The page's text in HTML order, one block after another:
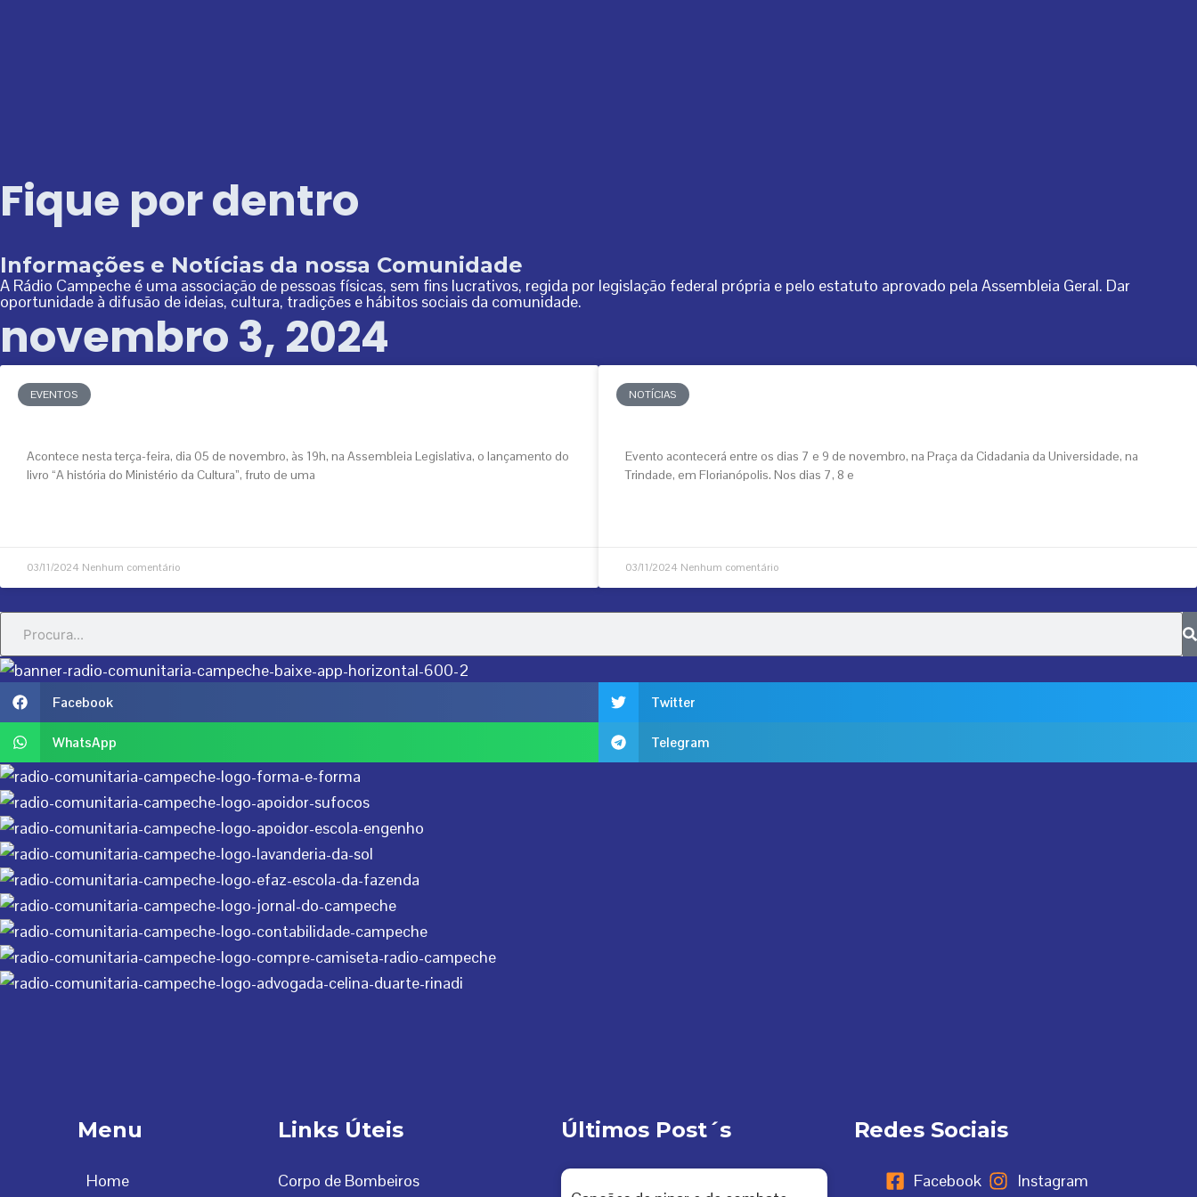
Fique por dentro
Informações e Notícias da nossa Comunidade
A Rádio Campeche é uma associação de pessoas físicas, sem fins lucrativos, regida por legislação federal própria e pelo estatuto aprovado pela Assembleia Geral. Dar
oportunidade à difusão de ideias, cultura, tradições e hábitos sociais da comunidade.
novembro 3, 2024
EVENTOS
Livro conta história do Ministério da Cultura
Acontece nesta terça-feira, dia 05 de novembro, às 19h, na Assembleia Legislativa, o lançamento do
livro “A história do Ministério da Cultura”, fruto de uma
03/11/2024 Nenhum comentário
NOTÍCIAS
Feira Estadual da Reforma Agrária
Evento acontecerá entre os dias 7 e 9 de novembro, na Praça da Cidadania da Universidade, na
Trindade, em Florianópolis. Nos dias 7, 8 e
03/11/2024 Nenhum comentário
Facebook Twitter
WhatsApp Telegram
Menu
Home
Links Úteis
Corpo de Bombeiros
Últimos Post´s Redes Sociais
Facebook Instagram